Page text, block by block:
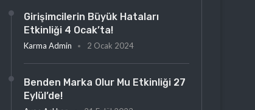
Girişimcilerin Büyük Hataları
Etkinliği 4 Ocak’ta!
Karma Admin 2 Ocak 2024
Benden Marka Olur Mu Etkinliği 27
Eylül’de!